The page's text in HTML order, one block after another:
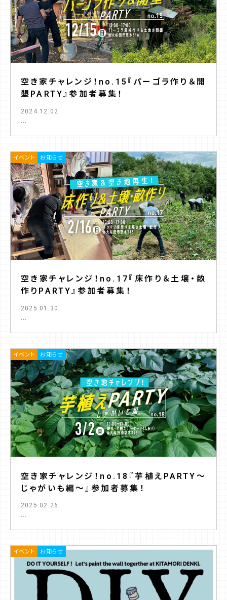
空き家チャレンジ！no.15『パーゴラ作り＆開
墾PARTY』参加者募集！
2024.12.02
...
イベント お知らせ
空き家チャレンジ！no.17『床作り＆土壌・畝
作りPARTY』参加者募集！
2025.01.30
...
イベント お知らせ
空き家チャレンジ！no.18『芋植えPARTY〜
じゃがいも編〜』参加者募集！
2025.02.26
...
イベント お知らせ